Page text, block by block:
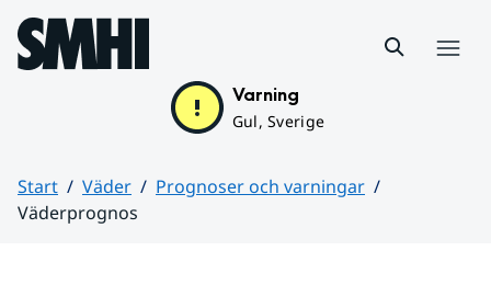
Hoppa till sidans innehåll
Varning
Gul, Sverige
Start Väder
Prognoser och varningar
Väderprognos